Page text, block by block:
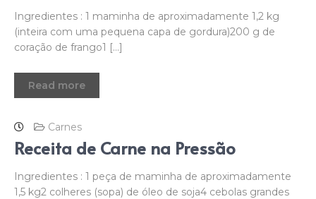
Ingredientes : 1 maminha de aproximadamente 1,2 kg
(inteira com uma pequena capa de gordura)200 g de
coração de frango1 […]
Read more
Carnes
Receita de Carne na Pressão
Ingredientes : 1 peça de maminha de aproximadamente
1,5 kg2 colheres (sopa) de óleo de soja4 cebolas grandes